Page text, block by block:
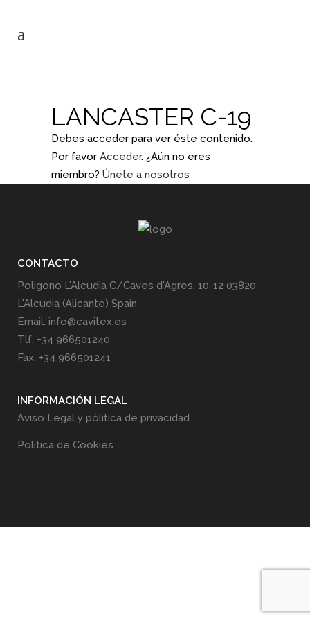
LANCASTER C-19
Debes acceder para ver éste contenido.
Por favor Acceder. ¿Aún no eres
miembro? Únete a nosotros
CONTACTO
Poligono L'Alcudia C/Caves d'Agres, 10-12 03820
L'Alcudia (Alicante) Spain
Email: info@cavitex.es
Tlf: +34 966501240
Fax: +34 966501241
INFORMACIÓN LEGAL
Aviso Legal y pólitica de privacidad
Politica de Cookies